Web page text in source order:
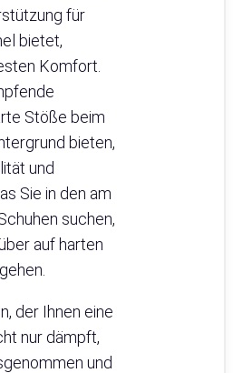
für
bietet,
Komfort.
Stöße beim
bieten,
und
Sie in den am
suchen,
auf harten
der Ihnen eine
nur dämpft,
und